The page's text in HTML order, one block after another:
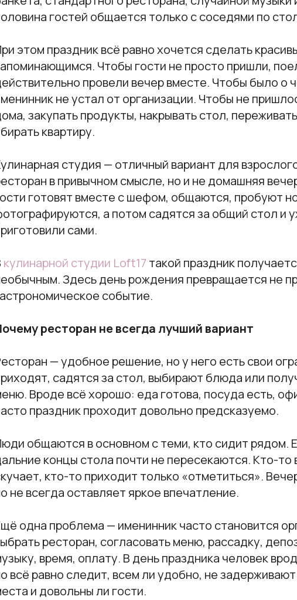
гостей общается только с соседями по
этом праздник всё равно хочется сделать
Чтобы гости не просто пришли,
провели вечер вместе. Чтобы было о
не устал от организации. Чтобы не
закупать продукты, накрывать стол,
квартиру.
студия — отличный вариант для
в привычном смысле, но и не домашняя
готовят вместе с шефом, общаются, пробуют
а потом садятся за общий стол и
сами.
кулинарной студии Loft17 такой праздник
Здесь день рождения превращается не
событие.
ресторан не всегда лучший вариант
— удобное решение, но у него есть свои
садятся за стол, выбирают блюда или
Вроде всё хорошо: еда готова, посуда есть,
праздник проходит довольно предсказуемо.
общаются в основном с теми, кто сидит рядом.
концы стола почти не пересекаются. Кто-то
кто-то приходит только «отметиться».
не всегда оставляет яркое впечатление.
одна проблема — именинник часто становится
ресторан, согласовать меню, рассадку,
время, оплату. В день праздника человек
всё равно следит, всем ли удобно, не
и довольны ли гости.